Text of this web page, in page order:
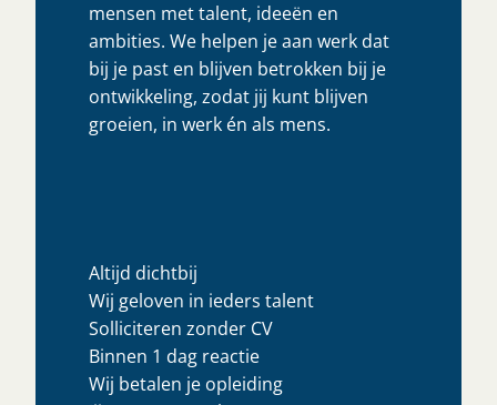
mensen met talent, ideeën en
ambities. We helpen je aan werk dat
bij je past en blijven betrokken bij je
ontwikkeling, zodat jij kunt blijven
groeien, in werk én als mens.
Altijd dichtbij
Wij geloven in ieders talent
Solliciteren zonder CV
Binnen 1 dag reactie
Wij betalen je opleiding